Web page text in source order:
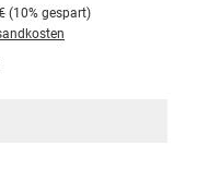
(10% gespart)